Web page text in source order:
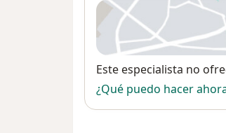
Disponibilidad
Este especialista no
¿Qué puedo hacer